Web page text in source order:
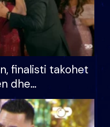
finalisti takohet
dhe
ndonjë letër